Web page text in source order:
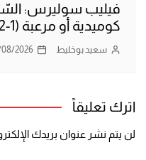
فيليب سوليرس:
كوميدية أو مرعبة (1-2)
سعيد بوخليط 2026
اترك تعليقاً
لن يتم نشر عنوان بريدك